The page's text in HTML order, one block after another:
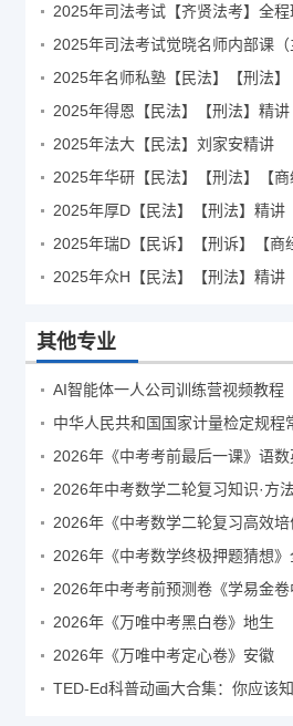
2025年司法考试【齐贤法考】全程
2025年司法考试觉晓名师内部课（
2025年得恩【民法】【刑法】精讲
2025年法大【民法】刘家安精讲
2025年华研【民法】【刑法】【
2025年厚D【民法】【刑法】精讲
2025年众H【民法】【刑法】精讲
其他专业
AI智能体一人公司训练营视频教程
中华人民共和国国家计量检定规程
2026年《中考数学终极押题猜想
2026年《万唯中考黑白卷》地生
2026年《万唯中考定心卷》安徽